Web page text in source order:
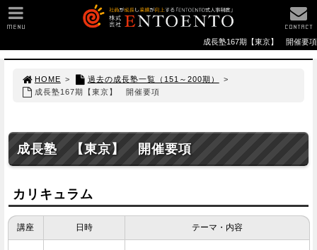
成長塾167期【東京】 開催要項
HOME > 過去の成長塾一覧（151～200期）
>
成長塾167期【東京】 開催要項
成長塾 【東京】 開催要項
カリキュラム
講座 日時 テーマ・内容
MENU CONTACT